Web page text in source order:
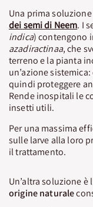
Una prima
dei semi di Neem. I
indica) contengono
azadiractinaa, che
terreno e la pianta
un’azione
quindi proteggere
Rende inospitali le
insetti utili.
Per una massima
sulle larve alla loro
il trattamento.
Un’altra soluzione è
origine naturale